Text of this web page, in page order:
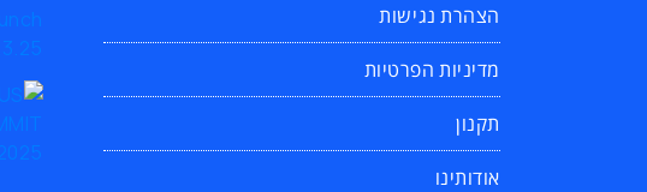
הצהרת נגישות
מדיניות הפרטיות
תקנון
אודותינו